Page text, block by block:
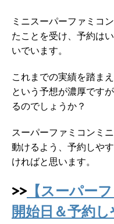
ミニスーパーファミコ
たことを受け、予約は
いでいます。
これまでの実績を踏ま
という予想が濃厚です
るのでしょうか？
スーパーファミコンミ
動けるよう、予約しや
ければと思います。
>> 【スーパー
開始日＆予約